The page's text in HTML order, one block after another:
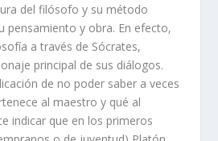
del filósofo y su método
pensamiento y obra. En efecto,
a través de Sócrates,
principal de sus diálogos.
de no poder saber a veces
al maestro y qué al
indicar que en los primeros